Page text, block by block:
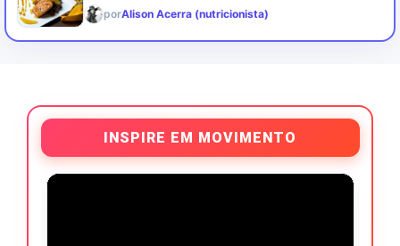
porAlison Acerra (nutricionista)
INSPIRE EM MOVIMENTO